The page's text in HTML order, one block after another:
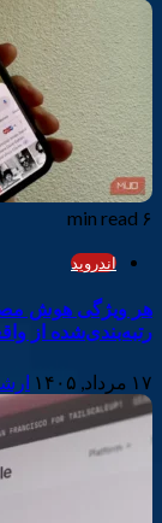
۶ min read
اندروید
هر ویژگی هوش
رتبه‌بندی‌شده از
۱۷ مرداد, ۱۴۰۵